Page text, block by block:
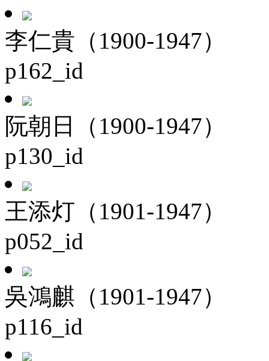
李仁貴（1900-1947）
p162_id
阮朝日（1900-1947）
p130_id
王添灯（1901-1947）
p052_id
吳鴻麒（1901-1947）
p116_id